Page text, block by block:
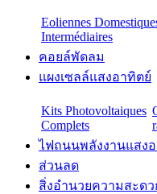
Eoliennes
Intermédiaires
คอยล์พัดลม
แผงเซลล์แสงอาทิตย์
Kits Photovoltaiques
Complets
ไฟถนนพลังงานแสง
ส่วนลด
สิ่งอำนวยความสะด